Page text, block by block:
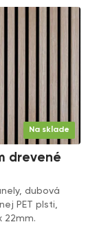
Na sklade
drevené
dubová
PET plsti,
22mm.